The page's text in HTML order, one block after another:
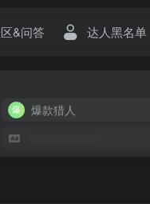
&问答 达人黑名单
爆款猎人